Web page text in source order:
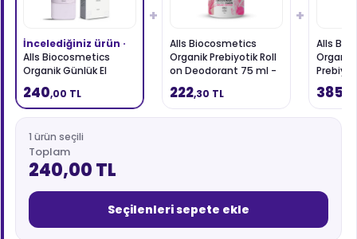
İncelediğiniz ürün ·
Alls Biocosmetics
Organik Günlük El
Bakım Kremi 50 ml
240,00 TL
+
Alls Biocosmetics
Organik Prebiyotik Roll
on Deodorant 75 ml -
Kadınlar İçin
222,30 TL
+
Alls
Organik
Krem
385
1 ürün seçili
Toplam
240,00 TL
Seçilenleri sepete ekle